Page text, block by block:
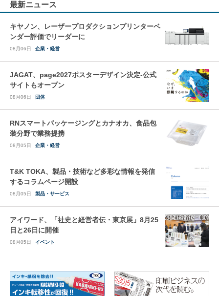
最新ニュース
キヤノン、レーザープロダクションプリンターベ
ンダー評価でリーダーに
08月06日 企業・経営
JAGAT、page2027ポスターデザイン決定-公式
サイトもオープン
08月06日 団体
RNスマートパッケージングとカナオカ、食品包
装分野で業務提携
08月05日 企業・経営
T&K TOKA、製品・技術など多彩な情報を発信
するコラムページ開設
08月05日 製品・サービス
アイワード、「社史と経営者伝・東京展」8月25
日と26日に開催
08月05日 イベント